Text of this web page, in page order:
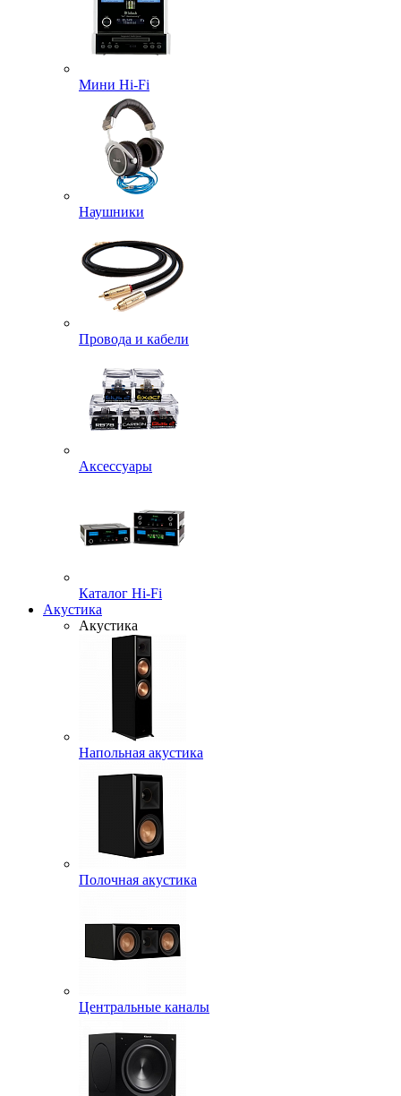
Мини Hi-Fi
Наушники
Провода и кабели
Аксессуары
Каталог Hi-Fi
Акустика
Акустика
Напольная акустика
Полочная акустика
Центральные каналы